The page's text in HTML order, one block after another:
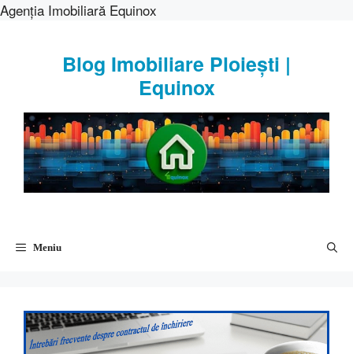
Agenția Imobiliară Equinox
Blog Imobiliare Ploiești |
Equinox
Meniu